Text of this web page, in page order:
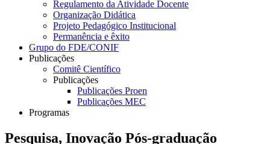
Regulamento da Atividade Docente
Organização Didática
Projeto Pedagógico Institucional
Permanência e êxito
Grupo do FDE/CONIF
Publicações
Comitê Científico
Publicações
Publicações Proen
Publicações MEC
Programas
Pesquisa, Inovação Pós-graduação